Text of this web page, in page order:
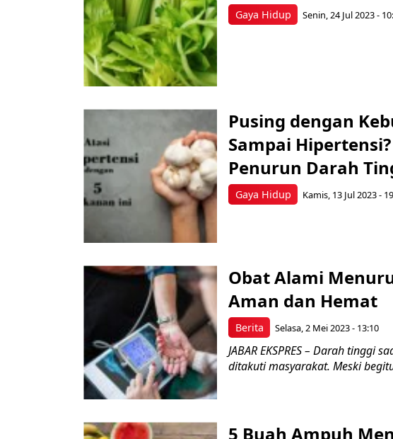
Gaya Hidup Senin, 24 Jul 2023 -
Gaya Hidup
Pusing dengan
Sampai
Penurun Darah
Kamis, 13 Jul 2023 -
Berita
Obat Alami
Aman dan Hemat
Selasa, 2 Mei 2023 - 13:10
JABAR EKSPRES – Darah tinggi
ditakuti masyarakat. Meski
5 Buah Ampuh